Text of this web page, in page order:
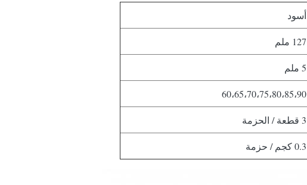
أسود
127 ملم
5 ملم
60،65،70،75،80،85،90
3 قطعة / الحزمة
0.3 كجم / حزمة